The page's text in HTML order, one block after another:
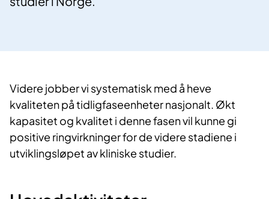
Videre jobber vi systematisk med å heve
kvaliteten på tidligfaseenheter nasjonalt. Økt
kapasitet og kvalitet i denne fasen vil kunne gi
positive ringvirkninger for de videre stadiene i
utviklingsløpet av kliniske studier.